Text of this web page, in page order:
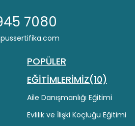
7080
POPÜLER
EĞİTİMLERİMİZ(10)
Aile Danışmanlığı Eğitimi
Evlilik ve İlişki Koçluğu Eğitimi